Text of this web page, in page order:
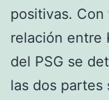
positivas. Con
relación entre
del PSG se
las dos partes